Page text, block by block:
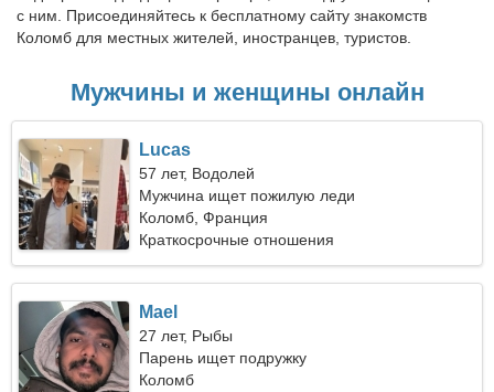
с ним. Присоединяйтесь к бесплатному сайту знакомств
Коломб для местных жителей, иностранцев, туристов.
Мужчины и женщины онлайн
Lucas
57 лет, Водолей
Мужчина ищет пожилую леди
Коломб, Франция
Краткосрочные отношения
Mael
27 лет, Рыбы
Парень ищет подружку
Коломб